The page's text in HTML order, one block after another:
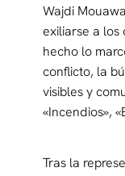
Wajdi
exiliarse a los
hecho lo
conflicto, la
visibles y
«Incendios»,
Tras la